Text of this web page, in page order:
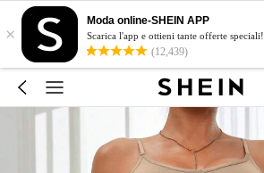
×
Moda online-SHEIN APP
Scarica l'app e ottieni tante offerte speciali!
(12,439)